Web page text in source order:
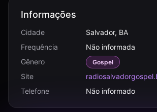
Informações
Cidade
Salvador, BA
Frequência
Não informada
Gênero
Gospel
Site
Telefone
Não informado